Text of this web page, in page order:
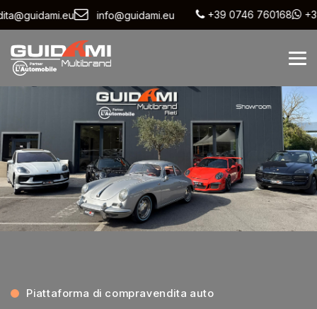
info@guidami.eu +39 0746 760168
Piattaforma di compravendita auto